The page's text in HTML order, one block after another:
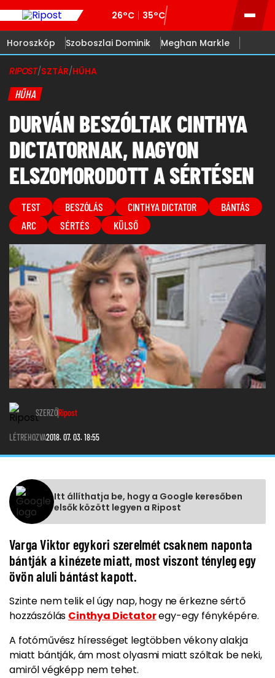
26°C 35°C
Horoszkóp Szoboszlai Dominik Meghan Markle
RIPOST/SZTÁR/HŰHA
HŰHA
DURVÁN BESZÓLTAK CINTHYA
DICTATORNAK, NAGYON
ELSZOMORODOTT A SÉRTÉSEN
TEST BESZÓLÁS CINTHYA DICTATOR
BÁNTÁS
ARC
SÉRTÉS KÜLSŐ
SZERZŐRipost
LÉTREHOZVA2018. 07. 03. 18:55
Itt állíthatja be, hogy a Google keresőben
elsők között legyen a Ripost
Varga Viktor egykori szerelmét csaknem naponta
bántják a kinézete miatt, most viszont tényleg egy
övön aluli bántást kapott.
Szinte nem telik el úgy nap, hogy ne érkezne sértő
hozzászólás Cinthya Dictatoregy-egy fényképére.
A fotóművész hírességet legtöbbenvékony alakja
miatt bántják, ám most olyasmi miatt szóltak be neki,
amiről végképp nem tehet.